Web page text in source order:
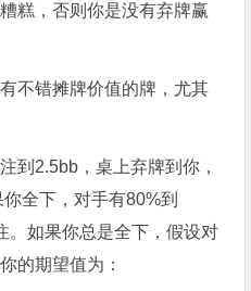
糕，否则你是没有弃牌赢
不错摊牌价值的牌，尤其
到2.5bb，桌上弃牌到你，
全下，对手有80%到
。如果你总是全下，假设对
的期望值为：